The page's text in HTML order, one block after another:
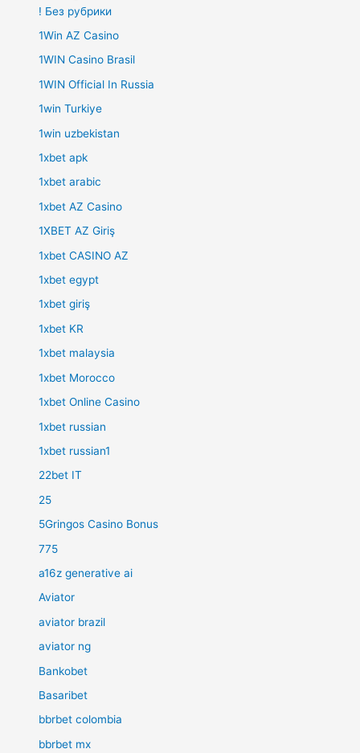
! Без рубрики
1Win AZ Casino
1WIN Casino Brasil
1WIN Official In Russia
1win Turkiye
1win uzbekistan
1xbet apk
1xbet arabic
1xbet AZ Casino
1XBET AZ Giriş
1xbet CASINO AZ
1xbet egypt
1xbet giriş
1xbet KR
1xbet malaysia
1xbet Morocco
1xbet Online Casino
1xbet russian
1xbet russian1
22bet IT
25
5Gringos Casino Bonus
775
a16z generative ai
Aviator
aviator brazil
aviator ng
Bankobet
Basaribet
bbrbet colombia
bbrbet mx